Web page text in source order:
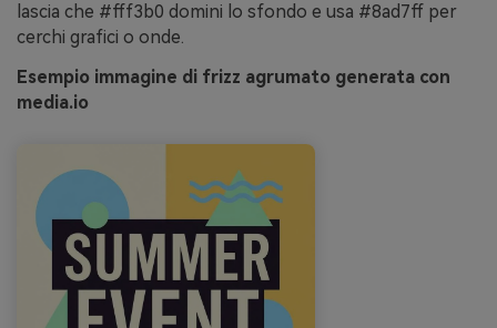
lascia che #fff3b0 domini lo sfondo e usa #8ad7ff per
cerchi grafici o onde.
Esempio immagine di frizz agrumato generata con
media.io